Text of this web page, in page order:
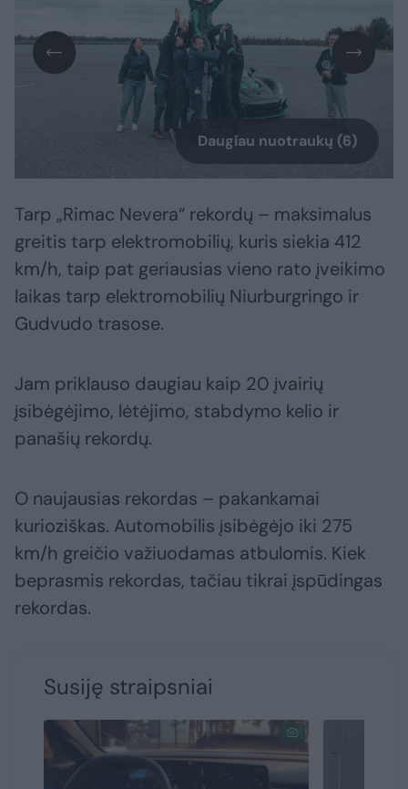
Daugiau nuotraukų (6)
Tarp „Rimac Nevera“ rekordų – maksimalus
greitis tarp elektromobilių, kuris siekia 412
km/h, taip pat geriausias vieno rato įveikimo
laikas tarp elektromobilių Niurburgringo ir
Gudvudo trasose.
Jam priklauso daugiau kaip 20 įvairių
įsibėgėjimo, lėtėjimo, stabdymo kelio ir
panašių rekordų.
O naujausias rekordas – pakankamai
kurioziškas. Automobilis įsibėgėjo iki 275
km/h greičio važiuodamas atbulomis. Kiek
beprasmis rekordas, tačiau tikrai įspūdingas
rekordas.
Susiję straipsniai